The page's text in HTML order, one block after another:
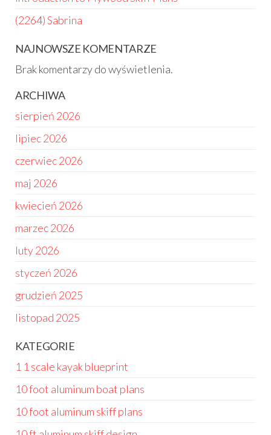
(2264) Sabrina
NAJNOWSZE KOMENTARZE
Brak komentarzy do wyświetlenia.
ARCHIWA
sierpień 2026
lipiec 2026
czerwiec 2026
maj 2026
kwiecień 2026
marzec 2026
luty 2026
styczeń 2026
grudzień 2025
listopad 2025
KATEGORIE
1 1 scale kayak blueprint
10 foot aluminum boat plans
10 foot aluminum skiff plans